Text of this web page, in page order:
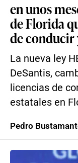
en unos
de Florida
de conducir
La nueva ley
DeSantis,
licencias de
estatales en
Pedro